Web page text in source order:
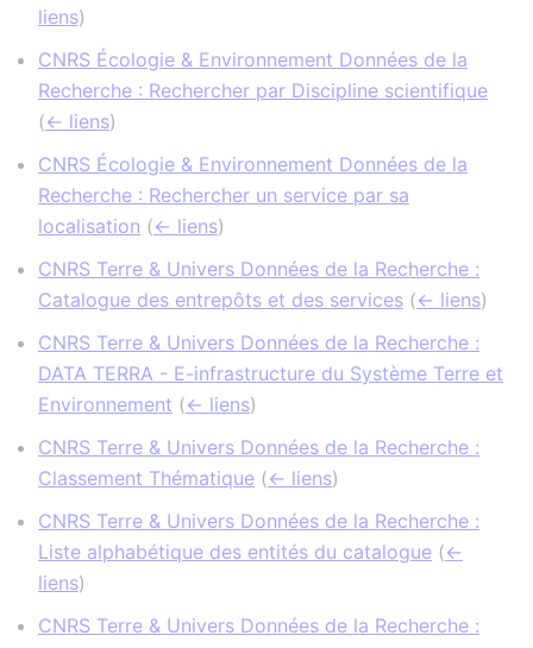
liens)
CNRS Écologie & Environnement Données de la
Recherche : Rechercher par Discipline scientifique
(← liens)
CNRS Écologie & Environnement Données de la
Recherche : Rechercher un service par sa
localisation (← liens)
CNRS Terre & Univers Données de la Recherche :
Catalogue des entrepôts et des services (← liens)
CNRS Terre & Univers Données de la Recherche :
DATA TERRA - E-infrastructure du Système Terre et
Environnement (← liens)
CNRS Terre & Univers Données de la Recherche :
Classement Thématique (← liens)
CNRS Terre & Univers Données de la Recherche :
Liste alphabétique des entités du catalogue (←
liens)
CNRS Terre & Univers Données de la Recherche :